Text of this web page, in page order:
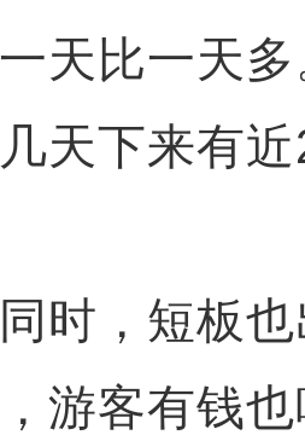
天比一天
天下来有
，短板也
游客有钱